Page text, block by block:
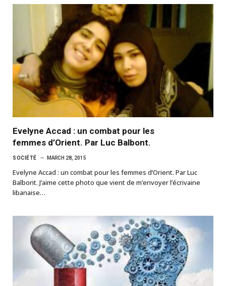
Evelyne Accad : un combat pour les
femmes d’Orient. Par Luc Balbont.
SOCIÉTÉ MARCH 28, 2015
Evelyne Accad : un combat pour les femmes d’Orient. Par Luc
Balbont. J’aime cette photo que vient de m’envoyer l’écrivaine
libanaise…